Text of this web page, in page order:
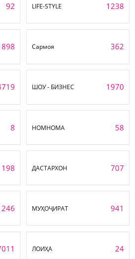
92 LIFE-STYLE 1238
898 Сармоя 362
ШОУ - БИЗНЕС 1970
8 НОМНОМА 58
198 ДАСТАРХОН 707
МУҲОҶИРАТ 941
ЛОИҲА 24